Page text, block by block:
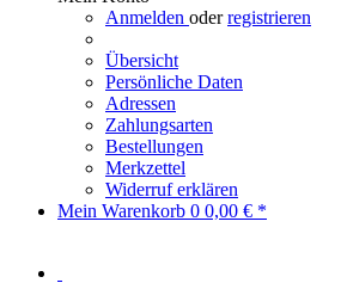
Anmelden oderregistrieren
Übersicht
Persönliche Daten
Adressen
Zahlungsarten
Bestellungen
Merkzettel
Widerruf erklären
Mein Warenkorb 0 0,00 € *